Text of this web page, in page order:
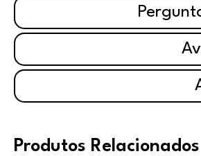
Produtos Relacionados